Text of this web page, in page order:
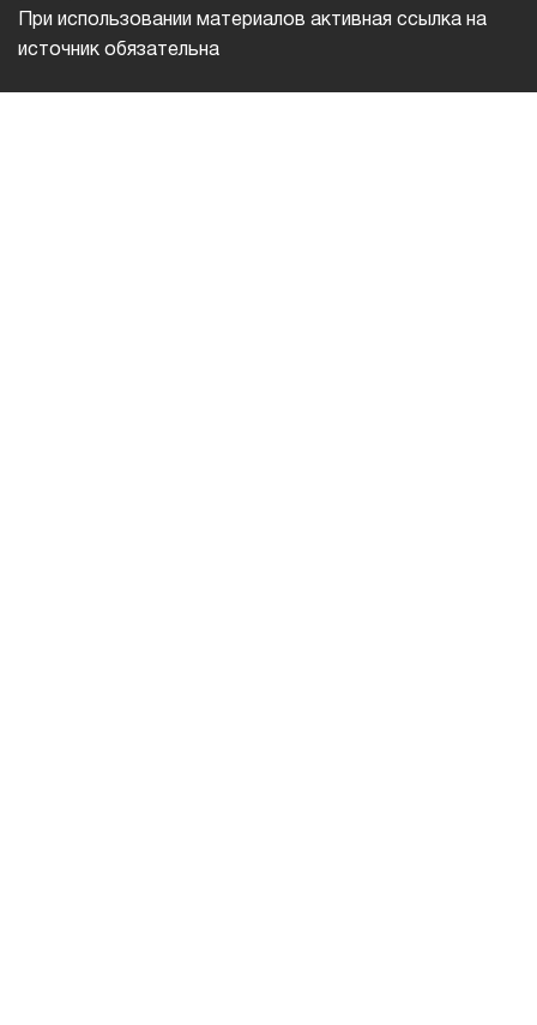
При использовании материалов активная ссылка на
источник обязательна